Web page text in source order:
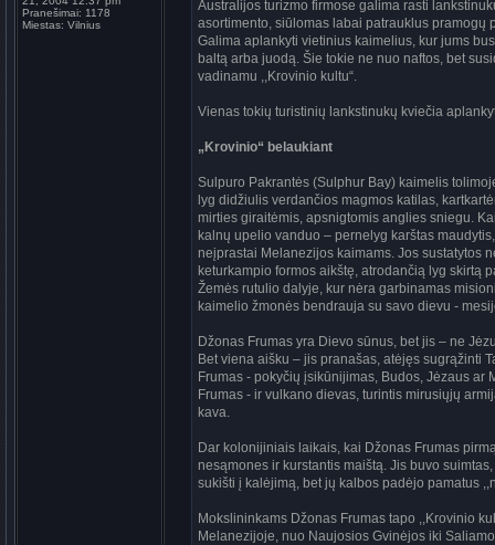
Pranešimai: 1178
Miestas: Vilnius
Australijos turizmo firmose galima rasti
asortimento, siūlomas labai patrauklus
Galima aplankyti vietinius kaimelius, kur jums
baltą arba juodą. Šie tokie ne nuo naftos, bet
vadinamu ,,Krovinio kultu“.
Vienas tokių turistinių lankstinukų kviečia
„Krovinio“ belaukiant
Sulpuro Pakrantės (Sulphur Bay) kaimelis
lyg didžiulis verdančios magmos katilas,
mirties giraitėmis, apsnigtomis anglies sniegu.
kalnų upelio vanduo – pernelyg karštas
neįprastai Melanezijos kaimams. Jos sustatytos
keturkampio formos aikštę, atrodančią lyg skirtą
Žemės rutulio dalyje, kur nėra garbinamas
kaimelio žmonės bendrauja su savo dievu -
Džonas Frumas yra Dievo sūnus, bet jis – ne
Bet viena aišku – jis pranašas, atėjęs sugrąžinti
Frumas - pokyčių įsikūnijimas, Budos, Jėzaus
Frumas - ir vulkano dievas, turintis mirusiųjų
kava.
Dar kolonijiniais laikais, kai Džonas Frumas
nesąmones ir kurstantis maištą. Jis buvo
sukišti į kalėjimą, bet jų kalbos padėjo pamatus
Mokslininkams Džonas Frumas tapo ,,Krovinio
Melanezijoje, nuo Naujosios Gvinėjos iki